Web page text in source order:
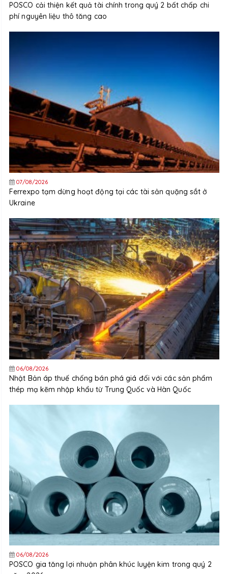
POSCO cải thiện kết quả tài chính trong quý 2 bất chấp chi
phí nguyên liệu thô tăng cao
07/08/2026
Ferrexpo tạm dừng hoạt động tại các tài sản quặng sắt ở
Ukraine
06/08/2026
Nhật Bản áp thuế chống bán phá giá đối với các sản phẩm
thép mạ kẽm nhập khẩu từ Trung Quốc và Hàn Quốc
06/08/2026
POSCO gia tăng lợi nhuận phân khúc luyện kim trong quý 2